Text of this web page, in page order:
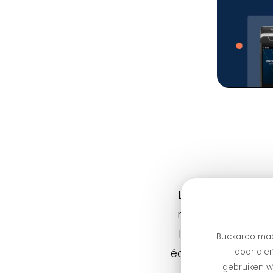
Buckaroo
door
gebruiken
Le paysage des
nouveau l’un
l’intelligence
équipes aux Pays-